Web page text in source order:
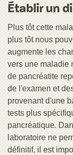
Établir un
Plus tôt cette
plus tôt nous
augmente les
vers une maladie
de pancréatite
de l'examen et
provenant d'une
tests plus
pancréatique.
laboratoire ne
définitif, il est